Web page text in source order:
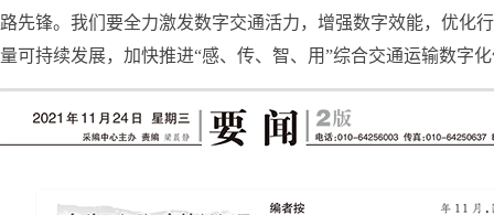
路先锋。我们要全力激发数字交通活力，增强数字效能，优化
量可持续发展，加快推进“感、传、智、用”综合交通运输数字